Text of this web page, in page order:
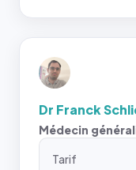
Dr Franck
Médecin
Tarif